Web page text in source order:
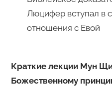
Люцифер вступал в
отношения с Евой
Краткие лекции Мун
Божественному